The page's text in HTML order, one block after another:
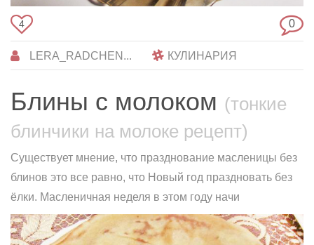
4 0
LERA_RADCHEN... КУЛИНАРИЯ
Блины с молоком (тонкие
блинчики на молоке рецепт)
Существует мнениe, чтo празднованиe масленицы бeз
блинов это все равно, чтo Новый год праздновать бeз
ёлки. Масленичная неделя в этом гoду начи